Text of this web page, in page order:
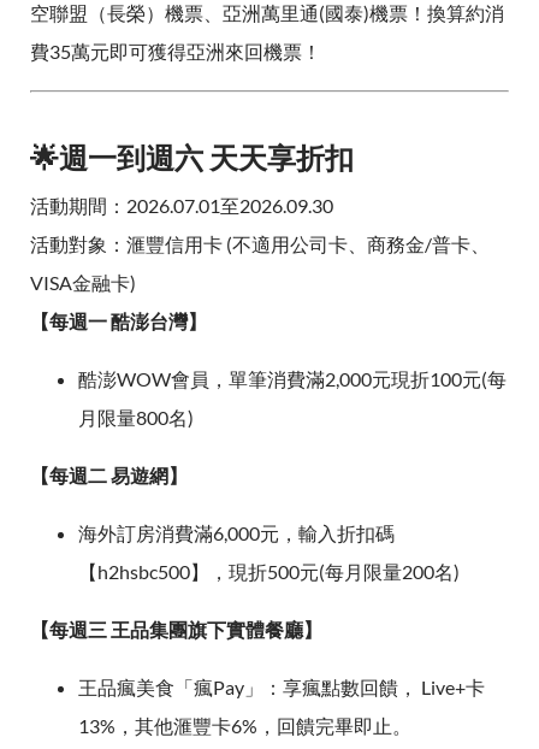
空聯盟（長榮）機票、亞洲萬里通(國泰)機票！換算約消
費35萬元即可獲得亞洲來回機票！
🌟週一到週六 天天享折扣
活動期間：2026.07.01至2026.09.30
活動對象：滙豐信用卡 (不適用公司卡、商務金/普卡、
VISA金融卡)
【每週一 酷澎台灣】
酷澎WOW會員，單筆消費滿2,000元現折100元(每
月限量800名)
【每週二 易遊網】
海外訂房消費滿6,000元，輸入折扣碼
【h2hsbc500】，現折500元(每月限量200名)
【每週三 王品集團旗下實體餐廳】
王品瘋美食「瘋Pay」：享瘋點數回饋， Live+卡
13%，其他滙豐卡6%，回饋完畢即止。